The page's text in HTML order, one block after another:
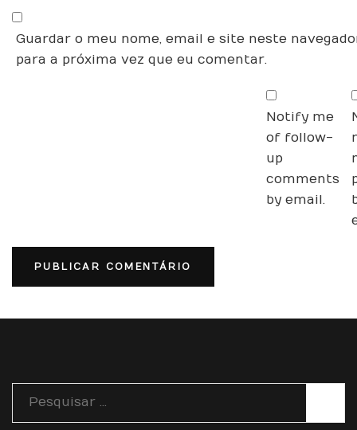
Guardar o meu nome, email e site neste
para a próxima vez que eu comentar.
Notify me
of follow-
up
comments
by email.
Pesquisar
por: